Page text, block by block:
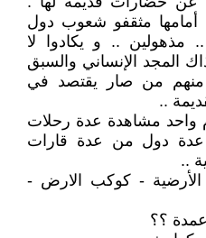
مثقفو شعوب دول
.. مذهولين .. و يكادوا لا
المجد الإنساني والسبق
منهم من صار يقتصد في
..
واحد مشاهدة عدة رحلات
دول من عدة قارات
..
- كوكب الارض -
؟؟